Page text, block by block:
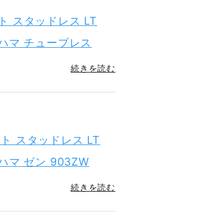
スタッドレス LT
チューブレス
続きを読む
スタッドレス LT
マ ゼン 903ZW
続きを読む